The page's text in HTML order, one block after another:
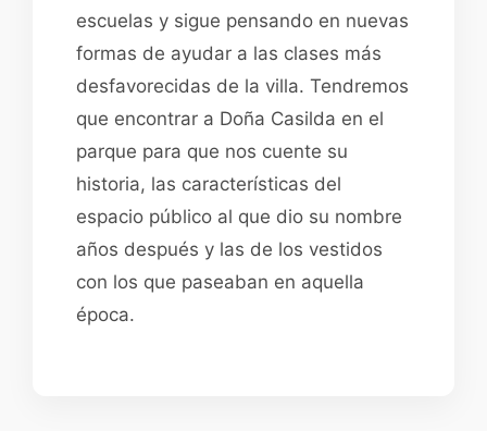
escuelas y sigue pensando en nuevas
formas de ayudar a las clases más
desfavorecidas de la villa. Tendremos
que encontrar a Doña Casilda en el
parque para que nos cuente su
historia, las características del
espacio público al que dio su nombre
años después y las de los vestidos
con los que paseaban en aquella
época.